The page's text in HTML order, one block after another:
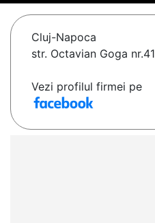
Cluj-Napoca
str. Octavian Goga nr.41
Vezi profilul firmei pe